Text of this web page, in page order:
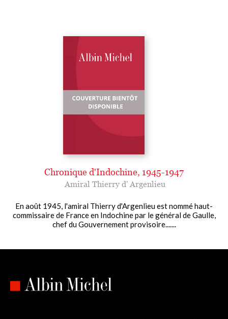
Chronique d'Indochine, 1945-1947
Amiral Thierry d' Argenlieu
En août 1945, l'amiral Thierry d'Argenlieu est nommé haut-
commissaire de France en Indochine par le général de Gaulle,
chef du Gouvernement provisoire.......